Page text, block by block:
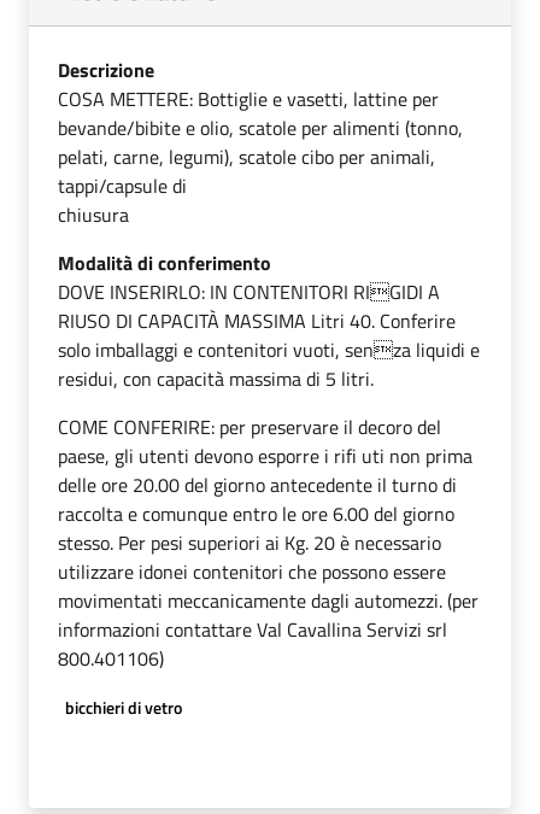
Descrizione
COSA METTERE: Bottiglie e vasetti, lattine per
bevande/bibite e olio, scatole per alimenti (tonno,
pelati, carne, legumi), scatole cibo per animali,
tappi/capsule di
chiusura
Modalità di conferimento
DOVE INSERIRLO: IN CONTENITORI RIGIDI A
RIUSO DI CAPACITÀ MASSIMA Litri 40. Conferire
solo imballaggi e contenitori vuoti, senza liquidi e
residui, con capacità massima di 5 litri.
COME CONFERIRE: per preservare il decoro del
paese, gli utenti devono esporre i rifi uti non prima
delle ore 20.00 del giorno antecedente il turno di
raccolta e comunque entro le ore 6.00 del giorno
stesso. Per pesi superiori ai Kg. 20 è necessario
utilizzare idonei contenitori che possono essere
movimentati meccanicamente dagli automezzi. (per
informazioni contattare Val Cavallina Servizi srl
800.401106)
bicchieri di vetro